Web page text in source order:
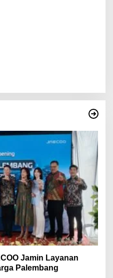
Jamin Layanan
Palembang